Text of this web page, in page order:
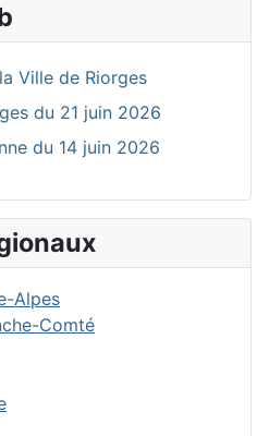
Ville de Riorges
du 21 juin 2026
du 14 juin 2026
Alpes
Comté